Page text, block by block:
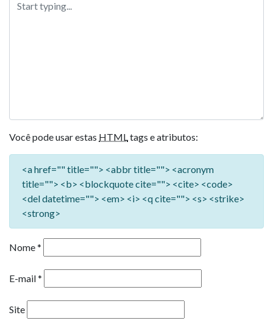
Você pode usar estas HTMLtags e atributos:
<a href="" title=""> <abbr title=""> <acronym
title=""> <b> <blockquote cite=""> <cite> <code>
<del datetime=""> <em> <i> <q cite=""> <s> <strike>
<strong>
Nome*
E-mail*
Site